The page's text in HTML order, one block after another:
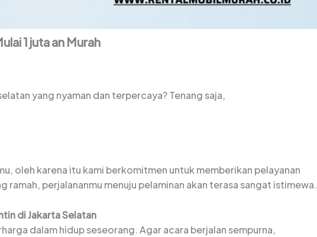
1 juta an Murah
yang nyaman dan terpercaya? Tenang saja,
oleh karena itu kami berkomitmen untuk memberikan pelayanan
perjalananmu menuju pelaminan akan terasa sangat istimewa.
di Jakarta Selatan
dalam hidup seseorang. Agar acara berjalan sempurna,